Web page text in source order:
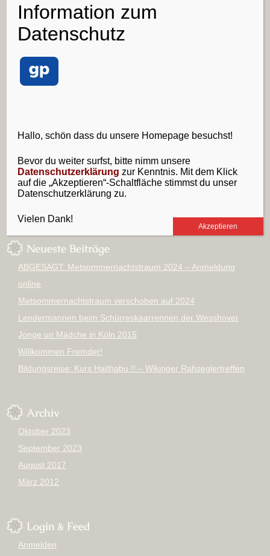
Suchen
nach:
zufällige Bilder
Neueste Beiträge
ABGESAGT: Metsommernachtstraum 2024 – Anmeldung
online
Metsommernachtstraum verschoben auf 2024
Lendermannen beim Schürreskaarrennen der Wesshover
Jonge un Mädche in Köln 2015
Willkommen Fremder!
Bildungsreise: Kurs Haithabu !! – Wikinger Rahseglertreffen
Archiv
Oktober 2023
September 2023
August 2017
März 2012
Login & Feed
Anmelden
Information zum
Datenschutz
Hallo, schön dass du unsere Homepage besuchst!
Bevor du weiter surfst, bitte nimm unsere
Datenschutzerklärung zur Kenntnis. Mit dem Klick
auf die „Akzeptieren“-Schaltfläche stimmst du unser
Datenschutzerklärung zu.
Vielen Dank!
Akzeptieren